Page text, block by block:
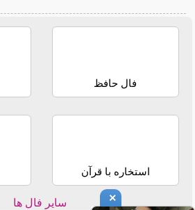
فال حافظ
استخاره با قرآن
سایر فال ها ×